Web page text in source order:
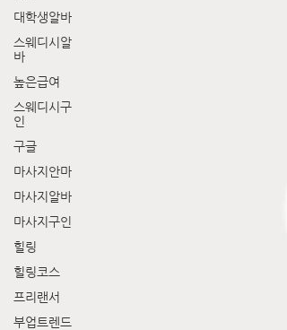
대학생알바
스웨디시알
바
높은급여
스웨디시구
인
구글
마사지안마
마사지알바
마사지구인
힐링
힐링코스
프리랜서
부업트렌드